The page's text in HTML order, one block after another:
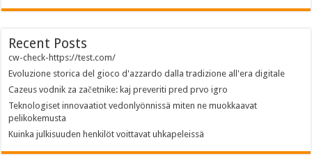
Recent Posts
cw-check-https://test.com/
Evoluzione storica del gioco d'azzardo dalla tradizione all'era digitale
Cazeus vodnik za začetnike: kaj preveriti pred prvo igro
Teknologiset innovaatiot vedonlyönnissä miten ne muokkaavat
pelikokemusta
Kuinka julkisuuden henkilöt voittavat uhkapeleissä